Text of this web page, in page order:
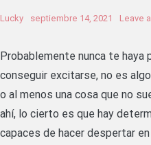
Lucky septiembre 14, 2021 Leave
Probablemente nunca te haya
conseguir excitarse, no es
o al menos una cosa que no
ahí, lo cierto es que hay
capaces de hacer despertar